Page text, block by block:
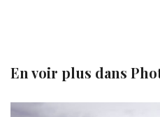
En voir plus dans